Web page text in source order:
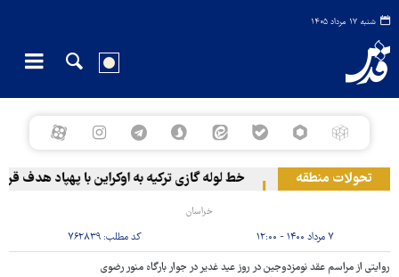
شنبه ۱۷ مرداد ۱۴۰۵
تحولات منطقه خط لوله گازی ترکیه به اوکراین با پهپاد هدف قرار
خراسان
۷ مرداد ۱۴۰۰ - ۱۲:۰۰ کد مطلب:۷۶۲۸۳۹
روایتی از مراسم عقد نومزدوجین در روز عید غدیر در جوار بارگاه منور رضوی